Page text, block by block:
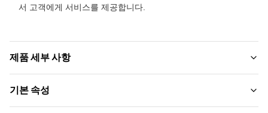
서 고객에게 서비스를 제공합니다.
제품 세부 사항
Material:
기본 속성